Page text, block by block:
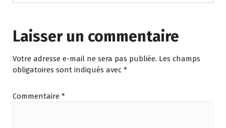
Laisser un commentaire
Votre adresse e-mail ne sera pas publiée. Les champs
obligatoires sont indiqués avec *
Commentaire *